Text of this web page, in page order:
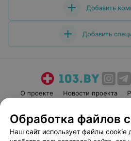
Добавить
Добавить
О проекте Новости проекта
Пользовательское соглашение
Вакансии
Обработка файлов
Наш сайт использует файлы cookie